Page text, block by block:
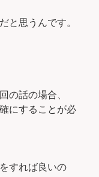
と思うんです。
の話の場合、
にすることが必
すれば良いの